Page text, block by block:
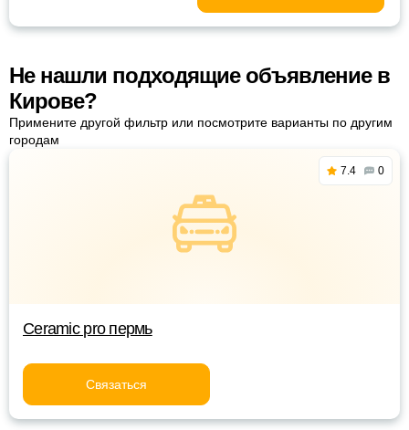
Не нашли подходящие объявление в
Кирове?
Примените другой фильтр или посмотрите варианты по другим
городам
7.4 0
Ceramic pro пермь
Связаться